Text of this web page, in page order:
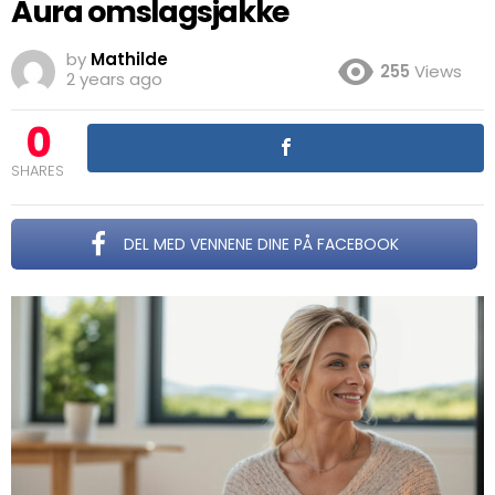
Aura omslagsjakke
by Mathilde
2 years ago
255 Views
0
SHARES
DEL MED VENNENE DINE PÅ FACEBOOK